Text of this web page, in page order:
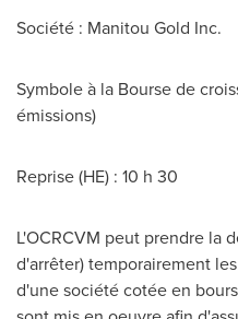
Société : Manitou Gold Inc.
Symbole à la Bourse de
émissions)
Reprise (HE) : 10 h 30
L'OCRCVM peut prendre la
d'arrêter) temporairement
d'une société cotée en